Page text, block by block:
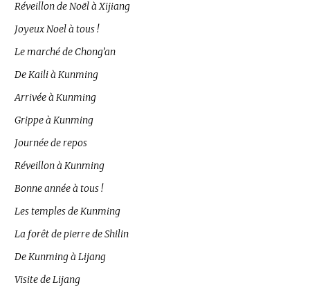
Réveillon de Noël à Xijiang
Joyeux Noel à tous !
Le marché de Chong’an
De Kaili à Kunming
Arrivée à Kunming
Grippe à Kunming
Journée de repos
Réveillon à Kunming
Bonne année à tous !
Les temples de Kunming
La forêt de pierre de Shilin
De Kunming à Lijang
Visite de Lijang